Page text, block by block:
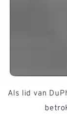
Als lid van